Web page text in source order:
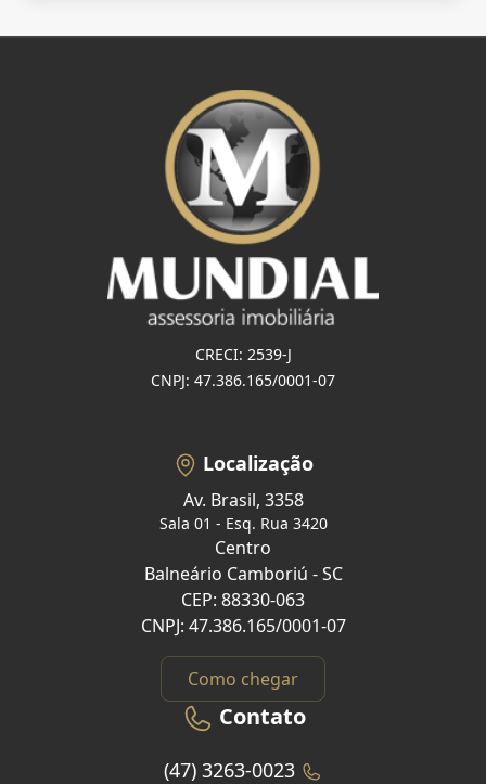
CRECI: 2539-J
CNPJ: 47.386.165/0001-07
Localização
Av. Brasil, 3358
Sala 01 - Esq. Rua 3420
Centro
Balneário Camboriú - SC
CEP: 88330-063
CNPJ: 47.386.165/0001-07
Como chegar
Contato
(47) 3263-0023